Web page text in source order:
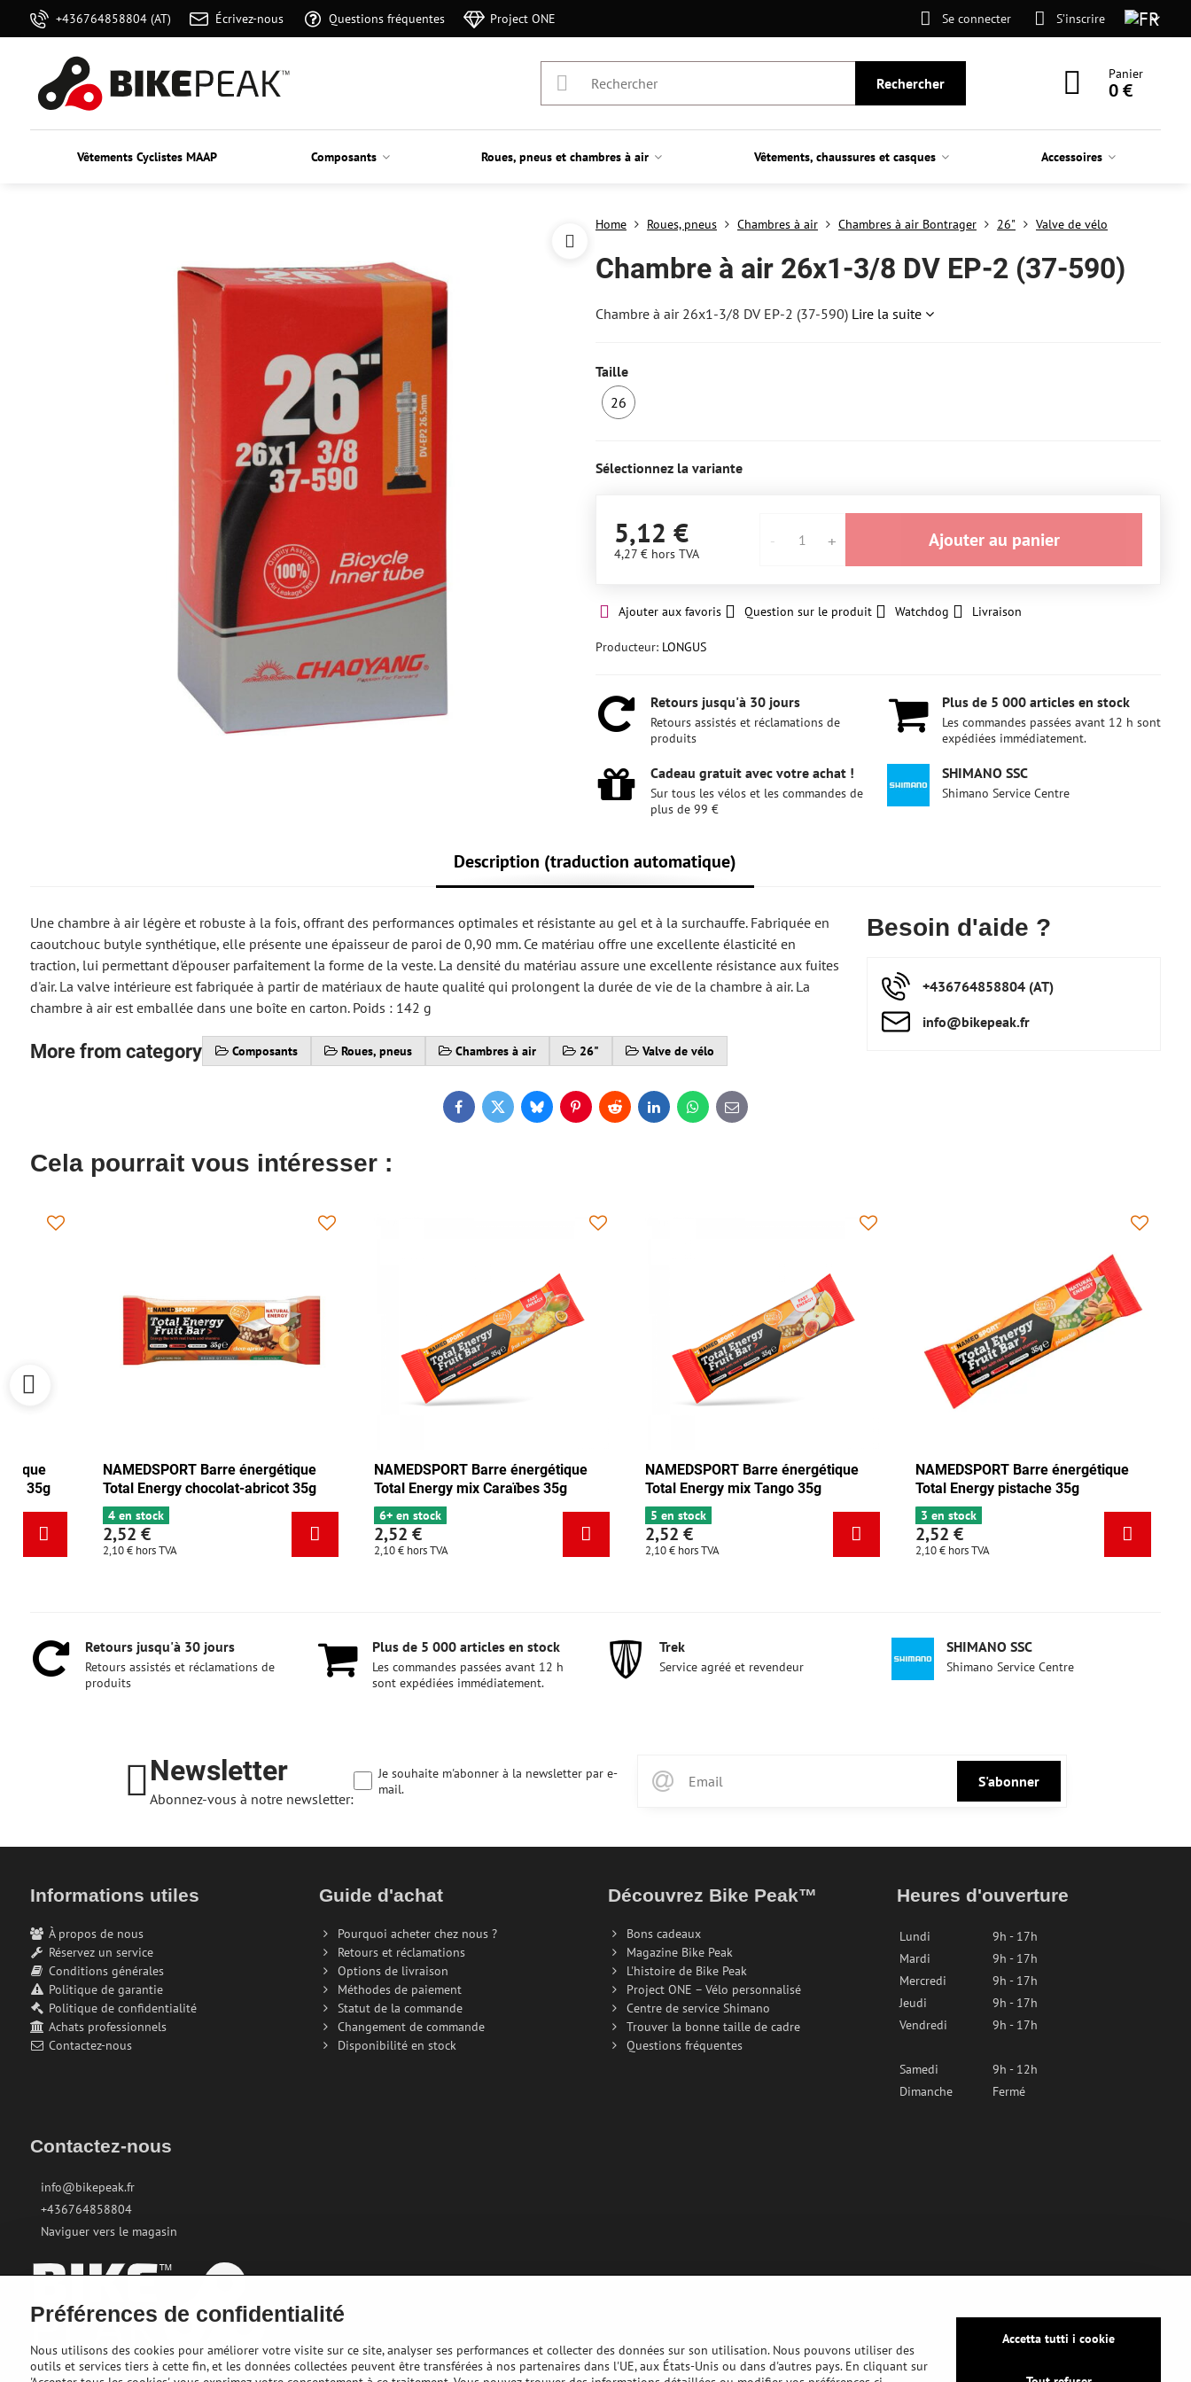
+436764858804 (AT) Écrivez-nous Questions fréquentes Project ONE Se connecter S’inscrire
Rechercher
Panier
0 €
Vêtements Cyclistes MAAP Composants Roues, pneus et chambres à air Vêtements, chaussures et casques Accessoires
Home Roues, pneus Chambres à air Chambres à air Bontrager 26" Valve de vélo
Chambre à air 26x1-3/8 DV EP-2 (37-590)
Chambre à air 26x1-3/8 DV EP-2 (37-590) Lire la suite
Taille
26
stock
Sélectionnez la variante
5,12 €
4,27 € hors TVA
Ajouter au panier
Ajouter aux favoris Question sur le produit Watchdog Livraison
Producteur: LONGUS
Retours jusqu'à 30 jours
Retours assistés et réclamations de
produits
Plus de 5 000 articles en stock
Les commandes passées avant 12 h sont
expédiées immédiatement.
Cadeau gratuit avec votre achat !
Sur tous les vélos et les commandes de
plus de 99 €
SHIMANO SSC
Shimano Service Centre
Description (traduction automatique)
Une chambre à air légère et robuste à la fois, offrant des performances optimales et résistante au gel et à la surchauffe. Fabriquée en
caoutchouc butyle synthétique, elle présente une épaisseur de paroi de 0,90 mm. Ce matériau offre une excellente élasticité en
traction, lui permettant d'épouser parfaitement la forme de la veste. La densité du matériau assure une excellente résistance aux fuites
d'air. La valve intérieure est fabriquée à partir de matériaux de haute qualité qui prolongent la durée de vie de la chambre à air. La
chambre à air est emballée dans une boîte en carton. Poids : 142 g
More from category Composants Roues, pneus Chambres à air 26" Valve de vélo
Besoin d'aide ?
+436764858804 (AT)
info​@bikepeak​.fr
FacebookTwitterBlueskyPinterestRedditLinkedInWhatsApp
E-
mail
Cela pourrait vous intéresser :
NAMEDSPORT Barre énergétique
Total Energy canneberge-noix 35g
6+ en stock
2,52 €
hors TVA
NAMEDSPORT Barre énergétique
Total Energy chocolat-abricot 35g
4 en stock
2,52 €
hors TVA
NAMEDSPORT Barre énergétique
Total Energy mix Caraïbes 35g
6+ en stock
2,52 €
hors TVA
NAMEDSPORT Barre énergétique
Total Energy mix Tango 35g
5 en stock
2,52 €
hors TVA
3 en
2,52 €
Retours jusqu'à 30 jours
Retours assistés et réclamations de
produits
Plus de 5 000 articles en stock
Les commandes passées avant 12 h
sont expédiées immédiatement.
Trek
Service agréé et revendeur
SHIMANO SSC
Shimano Service Centre
Newsletter
Abonnez-vous à notre newsletter:
S'abonner
Je souhaite m'abonner à la newsletter par e-
mail.
Informations utiles
À propos de nous
Réservez un service
Conditions générales
Politique de garantie
Politique de confidentialité
Achats professionnels
Contactez-nous
Guide d'achat
Pourquoi acheter chez nous ?
Retours et réclamations
Options de livraison
Méthodes de paiement
Statut de la commande
Changement de commande
Disponibilité en stock
Découvrez Bike Peak™
Bons cadeaux
Magazine Bike Peak
L'histoire de Bike Peak
Project ONE – Vélo personnalisé
Centre de service Shimano
Trouver la bonne taille de cadre
Questions fréquentes
Heures d'ouverture
Lundi
9h - 17h
Mardi
9h - 17h
Mercredi
9h - 17h
Jeudi
9h - 17h
Vendredi
9h - 17h
Samedi
9h - 12h
Dimanche
Fermé
Contactez-nous
info@bikepeak.fr
+436764858804
Naviguer vers le magasin
Préférences de confidentialité
Nous utilisons des cookies pour améliorer votre visite sur ce site, analyser ses performances et collecter des données sur son utilisation. Nous pouvons utiliser des
outils et services tiers à cette fin, et les données collectées peuvent être transférées à nos partenaires dans l'UE, aux États-Unis ou dans d'autres pays. En cliquant sur
Accetta tutti i cookie